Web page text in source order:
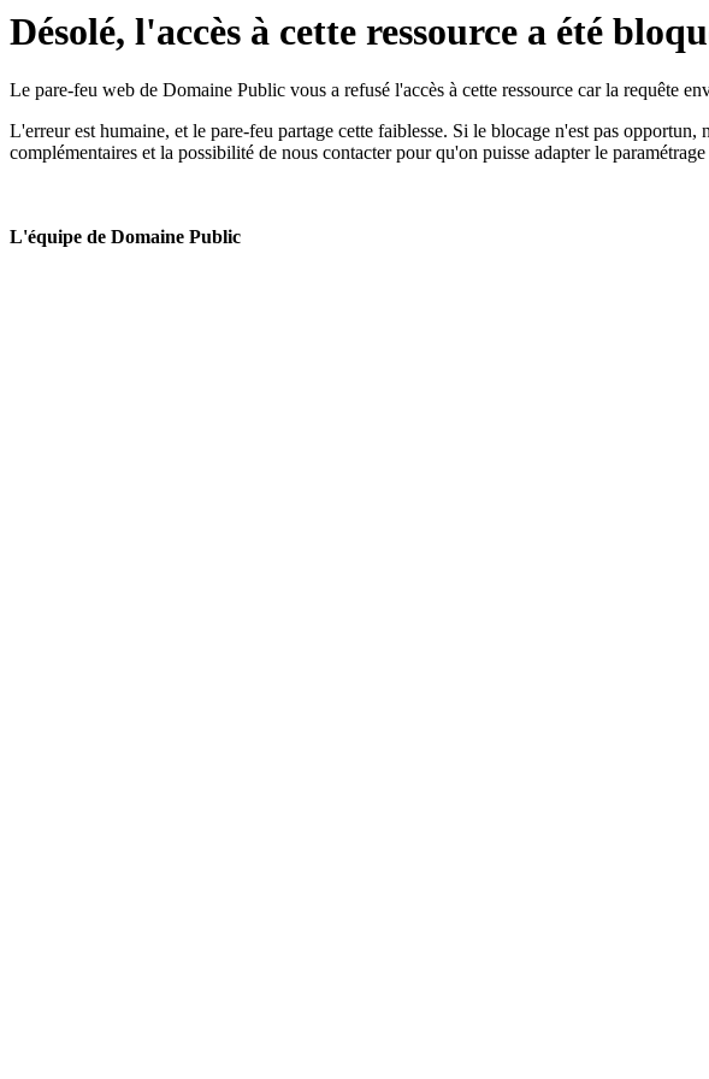
Désolé, l'accès à cette ressource a été
Le pare-feu web de Domaine Public vous a refusé l'accès à cette ressource car la requête
L'erreur est humaine, et le pare-feu partage cette faiblesse. Si le blocage n'est pas
complémentaires et la possibilité de nous contacter pour qu'on puisse adapter le
L'équipe de Domaine Public